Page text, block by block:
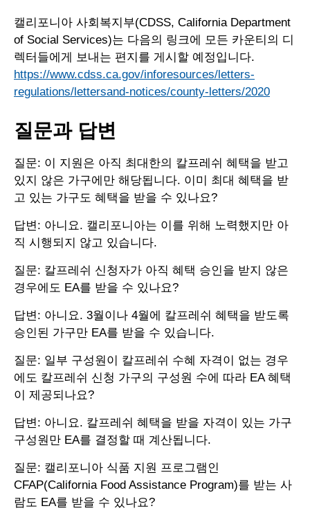
캘리포니아 사회복지부(CDSS, California Department
of Social Services)는 다음의 링크에 모든 카운티의 디
렉터들에게 보내는 편지를 게시할 예정입니다.
https://www.cdss.ca.gov/inforesources/letters-
regulations/lettersand-notices/county-letters/2020
질문과 답변
질문: 이 지원은 아직 최대한의 칼프레쉬 혜택을 받고
있지 않은 가구에만 해당됩니다. 이미 최대 혜택을 받
고 있는 가구도 혜택을 받을 수 있나요?
답변: 아니요. 캘리포니아는 이를 위해 노력했지만 아
직 시행되지 않고 있습니다.
질문: 칼프레쉬 신청자가 아직 혜택 승인을 받지 않은
경우에도 EA를 받을 수 있나요?
답변: 아니요. 3월이나 4월에 칼프레쉬 혜택을 받도록
승인된 가구만 EA를 받을 수 있습니다.
질문: 일부 구성원이 칼프레쉬 수혜 자격이 없는 경우
에도 칼프레쉬 신청 가구의 구성원 수에 따라 EA 혜택
이 제공되나요?
답변: 아니요. 칼프레쉬 혜택을 받을 자격이 있는 가구
구성원만 EA를 결정할 때 계산됩니다.
질문: 캘리포니아 식품 지원 프로그램인
CFAP(California Food Assistance Program)를 받는 사
람도 EA를 받을 수 있나요?